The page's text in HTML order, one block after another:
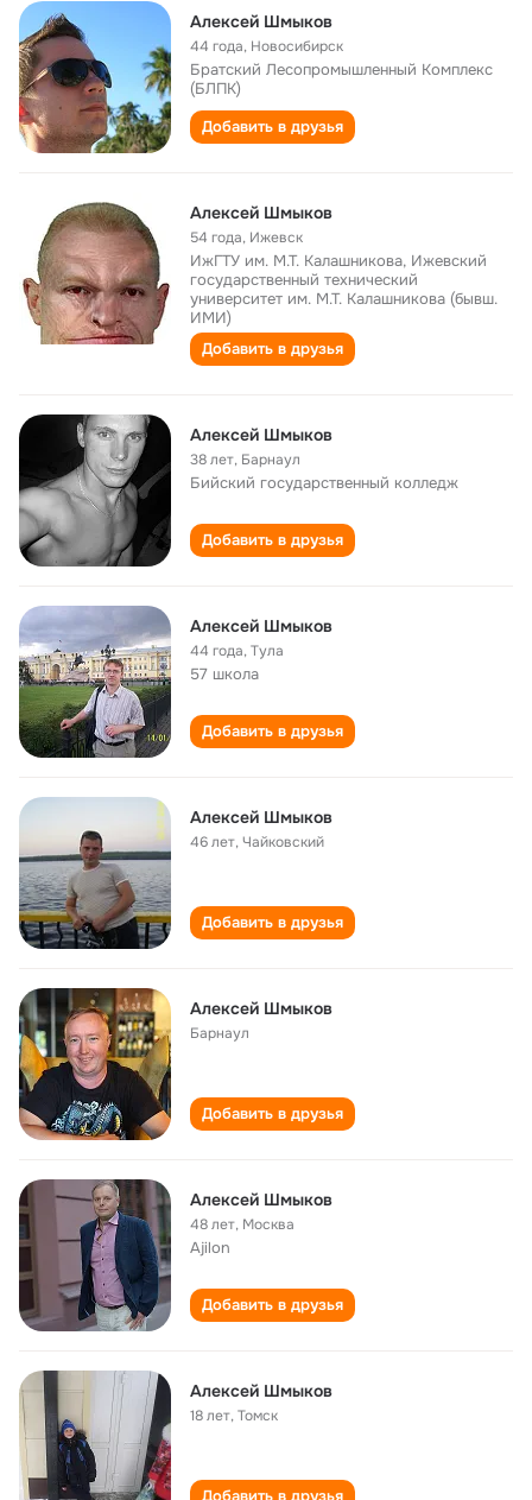
Алексей Шмыков
44 года, Новосибирск
Братский Лесопромышленный Комплекс
(БЛПК)
Добавить в друзья
Алексей Шмыков
54 года, Ижевск
ИжГТУ им. М.Т. Калашникова, Ижевский
государственный технический
университет им. М.Т. Калашникова (бывш.
ИМИ)
Добавить в друзья
Алексей Шмыков
38 лет, Барнаул
Бийский государственный колледж
Добавить в друзья
Алексей Шмыков
44 года,Тула
57 школа
Добавить в друзья
Алексей Шмыков
46 лет,Чайковский
Добавить в друзья
Алексей Шмыков
Барнаул
Добавить в друзья
Алексей Шмыков
48 лет, Москва
Ajilon
Добавить в друзья
Алексей Шмыков
18 лет,Томск
Добавить в друзья